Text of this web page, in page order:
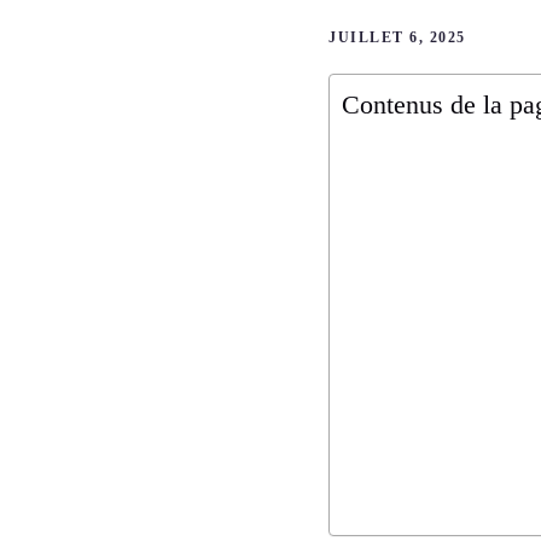
JUILLET 6, 2025
Contenus de la